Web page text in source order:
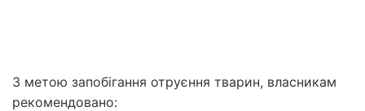
З метою запобігання отруєння тварин, власникам
рекомендовано: